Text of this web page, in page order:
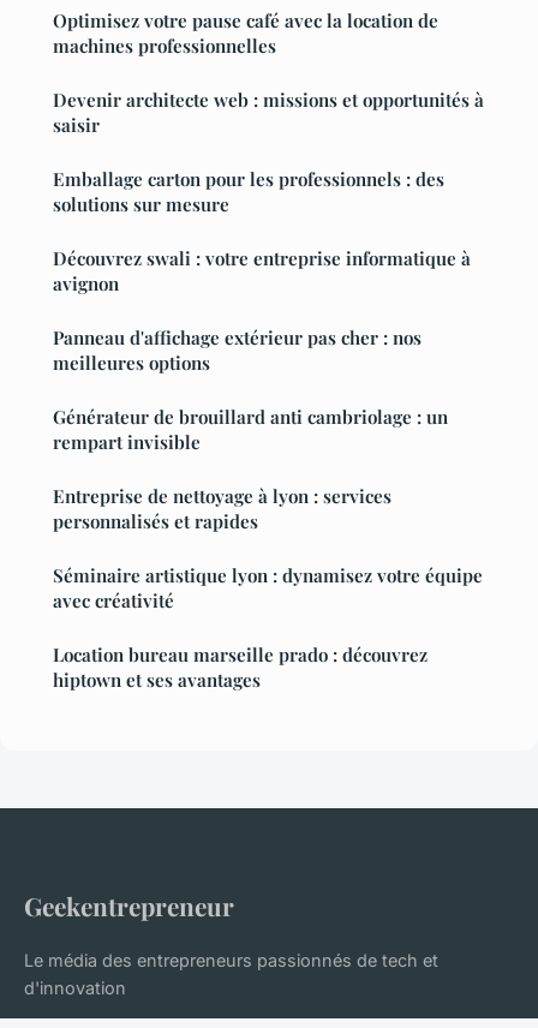
Optimisez votre pause café avec la location de
machines professionnelles
Devenir architecte web : missions et opportunités à
saisir
Emballage carton pour les professionnels : des
solutions sur mesure
Découvrez swali : votre entreprise informatique à
avignon
Panneau d'affichage extérieur pas cher : nos
meilleures options
Générateur de brouillard anti cambriolage : un
rempart invisible
Entreprise de nettoyage à lyon : services
personnalisés et rapides
Séminaire artistique lyon : dynamisez votre équipe
avec créativité
Location bureau marseille prado : découvrez
hiptown et ses avantages
Geekentrepreneur
Le média des entrepreneurs passionnés de tech et
d'innovation